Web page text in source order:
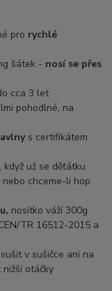
pro rychlé
šátek - nosí se přes
cca 3 let
pohodlné, na
s certifikátem
už se děťátku
chceme-li hop
nosítko váží 300g
TR 16512-2015 a
v sušičce ani na
otáčky